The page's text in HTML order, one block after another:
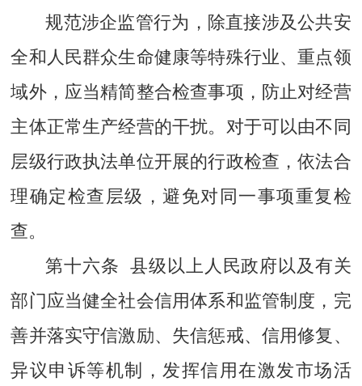
规范涉企监管行为，除直接涉及公共安
全和人民群众生命健康等特殊行业、重点领
域外，应当精简整合检查事项，防止对经营
主体正常生产经营的干扰。对于可以由不同
层级行政执法单位开展的行政检查，依法合
理确定检查层级，避免对同一事项重复检
查。
第十六条 县级以上人民政府以及有关
部门应当健全社会信用体系和监管制度，完
善并落实守信激励、失信惩戒、信用修复、
异议申诉等机制，发挥信用在激发市场活